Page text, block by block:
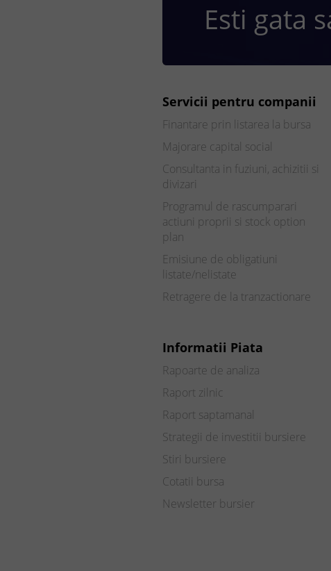
Esti gata
Servicii pentru companii
Finantare prin listarea la bursa
Majorare capital social
Consultanta in fuziuni, achizitii si
divizari
Programul de rascumparari
actiuni proprii si stock option
plan
Emisiune de obligatiuni
listate/nelistate
Retragere de la tranzactionare
Informatii Piata
Rapoarte de analiza
Raport zilnic
Raport saptamanal
Strategii de investitii bursiere
Stiri bursiere
Cotatii bursa
Newsletter bursier